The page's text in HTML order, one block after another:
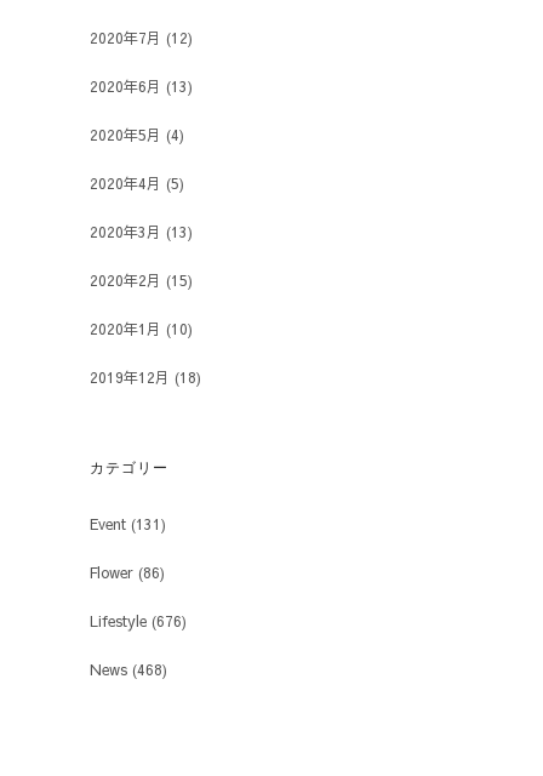
2020年7月 (12)
2020年6月 (13)
2020年5月 (4)
2020年4月 (5)
2020年3月 (13)
2020年2月 (15)
2020年1月 (10)
2019年12月 (18)
カテゴリー
Event (131)
Flower (86)
Lifestyle (676)
News (468)